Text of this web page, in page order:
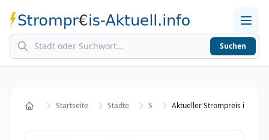
Home
Stromkosten berechnen
Suchen
StartseiteStartseite Städte S